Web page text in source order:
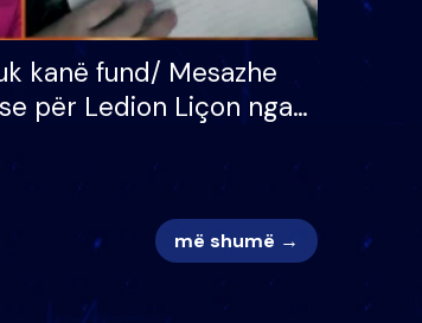
kanë fund/ Mesazhe
për Ledion Liçon nga
më shumë →